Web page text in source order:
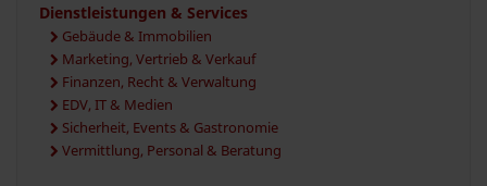
Dienstleistungen & Services
Gebäude & Immobilien
Marketing, Vertrieb & Verkauf
Finanzen, Recht & Verwaltung
EDV, IT & Medien
Sicherheit, Events & Gastronomie
Vermittlung, Personal & Beratung